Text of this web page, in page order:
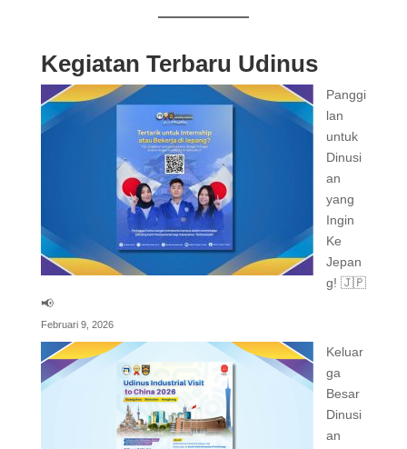
Kegiatan Terbaru Udinus
Panggi
lan
untuk
Dinusi
an
yang
Ingin
Ke
Jepan
g! 🇯🇵
📢
Februari 9, 2026
Keluar
ga
Besar
Dinusi
an